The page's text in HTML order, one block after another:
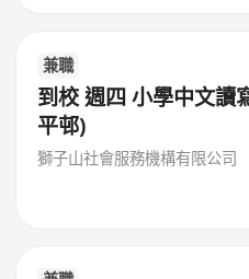
兼職
到校 週四 小學中文
平邨)
獅子山社會服務機構有限公司